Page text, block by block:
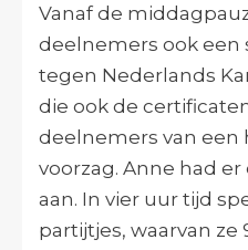
Vanaf de
deelnemers ook een
tegen Nederlands
die ook de
deelnemers van een
voorzag. Anne had
aan. In vier uur tijd
partijtjes, waarvan